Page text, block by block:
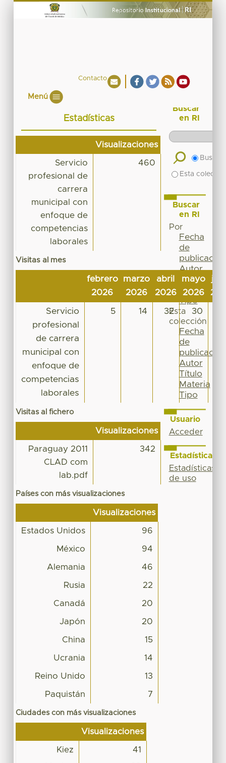
Contacto
Menú
Estadísticas
Visualizaciones
Servicio
profesional de
carrera
municipal con
enfoque de
competencias
laborales
460
Visitas al mes
febrero
2026
marzo
2026
abril
2026
mayo
2026
Servicio
profesional
de carrera
municipal con
enfoque de
competencias
laborales
5 14 32 30
Visitas al fichero
Visualizaciones
Paraguay 2011
CLAD com
lab.pdf
342
Países con más visualizaciones
Visualizaciones
Estados Unidos 96
México 94
Alemania 46
Rusia 22
Canadá 20
Japón 20
China 15
Ucrania 14
Reino Unido 13
Paquistán 7
Ciudades con más visualizaciones
Visualizaciones
Kiez 41
Buscar
en RI
Buscar
Esta
Buscar
en RI
Por
Fecha
de
publicación
Autor
Título
Materia
Tipo
Esta
colección
Fecha
de
publicación
Autor
Título
Materia
Tipo
Usuario
Acceder
Estadísticas
Estadísticas
de uso